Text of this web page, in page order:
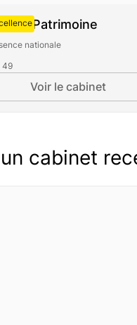
Patrimoine
nationale
49
Voir le cabinet
cabinet